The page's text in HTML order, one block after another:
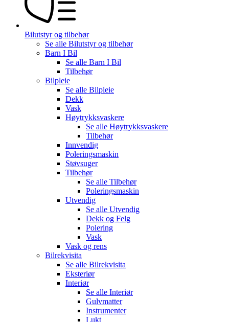
Bilutstyr og tilbehør
Se alle Bilutstyr og tilbehør
Barn I Bil
Se alle Barn I Bil
Tilbehør
Bilpleie
Se alle Bilpleie
Dekk
Vask
Høytrykksvaskere
Se alle Høytrykksvaskere
Tilbehør
Innvendig
Poleringsmaskin
Støvsuger
Tilbehør
Se alle Tilbehør
Poleringsmaskin
Utvendig
Se alle Utvendig
Dekk og Felg
Polering
Vask
Vask og rens
Bilrekvisita
Se alle Bilrekvisita
Eksteriør
Interiør
Se alle Interiør
Gulvmatter
Instrumenter
Lukt